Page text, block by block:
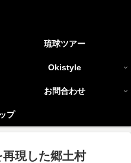
琉球ツアー
Okistyle
お問合わせ
プ
現した郷土村